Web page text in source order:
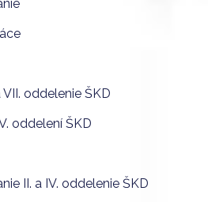
oddelenie ŠKD
oddelení ŠKD
II. a IV. oddelenie ŠKD